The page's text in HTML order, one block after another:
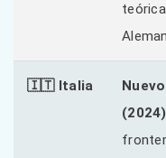
🇮🇹 Italia